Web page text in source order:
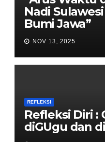
Nadi
Bumi Jawa”
NOV 13, 2025
REFLEKSI
Refleksi Diri :
diGUgu dan